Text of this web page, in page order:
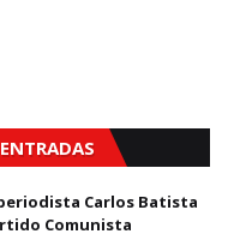
Carlos Batista
Comunista